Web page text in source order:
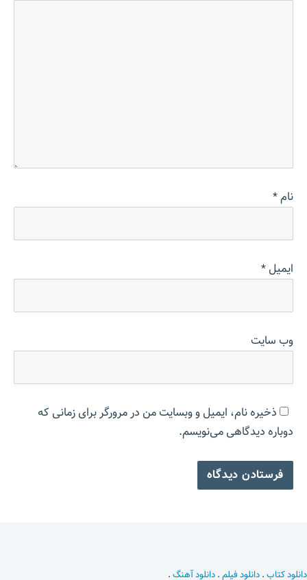
نام*
ایمیل*
وب‌ سایت
ذخیره نام، ایمیل و وبسایت من در مرورگر برای زمانی که
دوباره دیدگاهی می‌نویسم.
دانلود کتاب.دانلود فیلم.دانلود آهنگ.